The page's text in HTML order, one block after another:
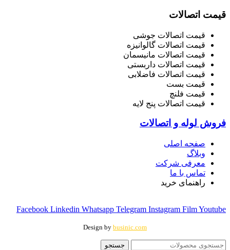
قیمت اتصالات
قیمت اتصالات جوشی
قیمت اتصالات گالوانیزه
قیمت اتصالات مانیسمان
قیمت اتصالات داربستی
قیمت اتصالات فاضلابی
قیمت بست
قیمت فلنچ
قیمت اتصالات پنج لایه
فروش لوله و اتصالات
صفحه اصلی
وبلاگ
معرفی شرکت
تماس با ما
راهنمای خرید
Facebook Linkedin Whatsapp Telegram Instagram FilmYoutube
Design by businic.com
جستجو